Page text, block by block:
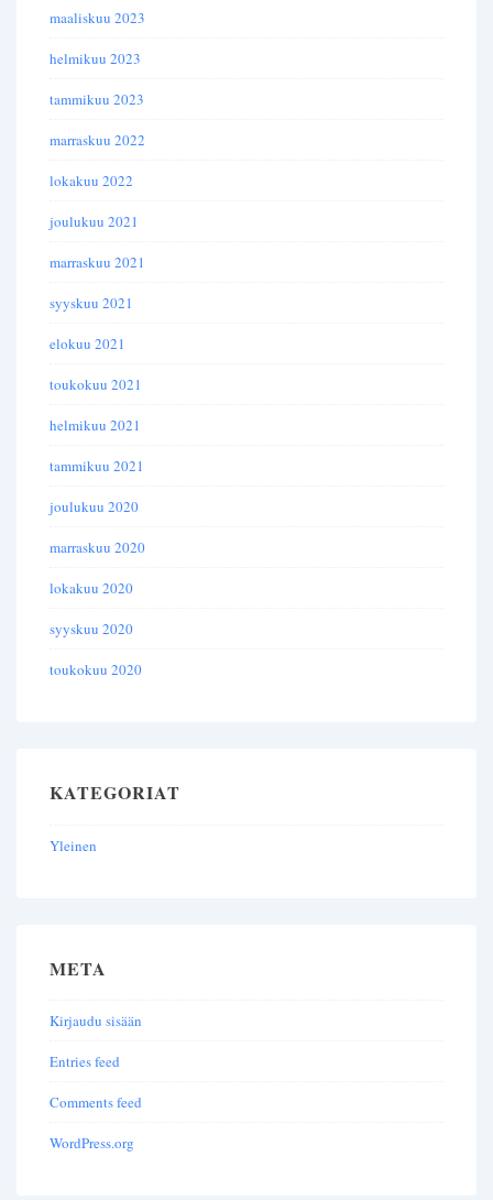
maaliskuu 2023
helmikuu 2023
tammikuu 2023
marraskuu 2022
lokakuu 2022
joulukuu 2021
marraskuu 2021
syyskuu 2021
elokuu 2021
toukokuu 2021
helmikuu 2021
tammikuu 2021
joulukuu 2020
marraskuu 2020
lokakuu 2020
syyskuu 2020
toukokuu 2020
KATEGORIAT
Yleinen
META
Kirjaudu sisään
Entries feed
Comments feed
WordPress.org